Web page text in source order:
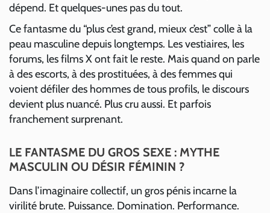
dépend. Et quelques-unes pas du tout.
Ce fantasme du “plus c’est grand, mieux c’est” colle à la
peau masculine depuis longtemps. Les vestiaires, les
forums, les films X ont fait le reste. Mais quand on parle
à des escorts, à des prostituées, à des femmes qui
voient défiler des hommes de tous profils, le discours
devient plus nuancé. Plus cru aussi. Et parfois
franchement surprenant.
LE FANTASME DU GROS SEXE : MYTHE
MASCULIN OU DÉSIR FÉMININ ?
Dans l’imaginaire collectif, un gros pénis incarne la
virilité brute. Puissance. Domination. Performance.